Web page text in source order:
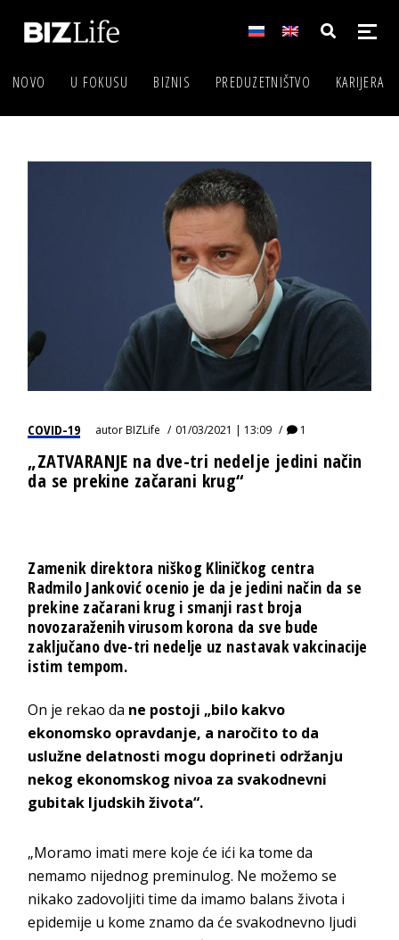
NOVO U FOKUSU BIZNIS PREDUZETNIŠTVO KARIJERA
COVID-19 autorBIZLife 01/03/2021 | 13:09 1
„ZATVARANJE na dve-tri nedelje jedini način
da se prekine začarani krug“
Zamenik direktora niškog Kliničkog centra
Radmilo Janković ocenio je da je jedini način da se
prekine začarani krug i smanji rast broja
novozaraženih virusom korona da sve bude
zaključano dve-tri nedelje uz nastavak vakcinacije
istim tempom.
On je rekao da ne postoji „bilo kakvo
ekonomsko opravdanje, a naročito to da
uslužne delatnosti mogu doprineti održanju
nekog ekonomskog nivoa za svakodnevni
gubitak ljudskih života“.
„Moramo imati mere koje će ići ka tome da
nemamo nijednog preminulog. Ne možemo se
nikako zadovoljiti time da imamo balans života i
epidemije u kome znamo da će svakodnevno ljudi